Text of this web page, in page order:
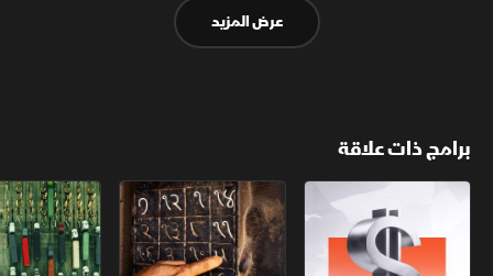
عرض المزيد
برامج ذات علاقة
الأسواق الأميركية ملحمة الأرقام سلاسل